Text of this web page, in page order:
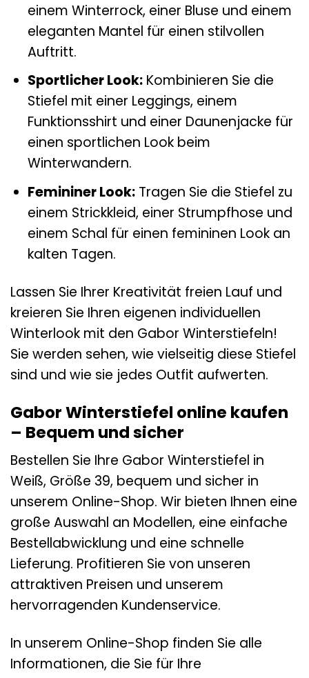
einem Winterrock, einer Bluse und einem
eleganten Mantel für einen stilvollen
Auftritt.
Sportlicher Look:Kombinieren Sie die
Stiefel mit einer Leggings, einem
Funktionsshirt und einer Daunenjacke für
einen sportlichen Look beim
Winterwandern.
Femininer Look:Tragen Sie die Stiefel zu
einem Strickkleid, einer Strumpfhose und
einem Schal für einen femininen Look an
kalten Tagen.
Lassen Sie Ihrer Kreativität freien Lauf und
kreieren Sie Ihren eigenen individuellen
Winterlook mit den Gabor Winterstiefeln!
Sie werden sehen, wie vielseitig diese Stiefel
sind und wie sie jedes Outfit aufwerten.
Gabor Winterstiefel online kaufen
– Bequem und sicher
Bestellen Sie Ihre Gabor Winterstiefel in
Weiß, Größe 39, bequem und sicher in
unserem Online-Shop. Wir bieten Ihnen eine
große Auswahl an Modellen, eine einfache
Bestellabwicklung und eine schnelle
Lieferung. Profitieren Sie von unseren
attraktiven Preisen und unserem
hervorragenden Kundenservice.
In unserem Online-Shop finden Sie alle
Informationen, die Sie für Ihre